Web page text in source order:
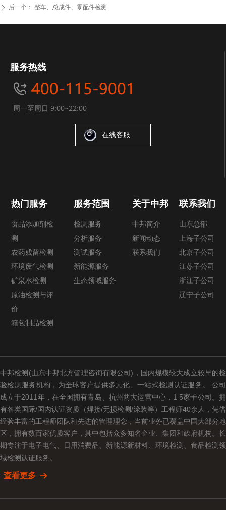
ꄲ 后一个： 整车、总成件、零配件检测
热门服务
食品添加剂检
测
农药残留检测
环境废气检测
矿泉水检测
原油检测与评
价
箱包制品检测
服务范围
检测服务
分析服务
测试服务
新能源服务
生态领域服务
关于中邦
中邦简介
新闻动态
联系我们
联系我们
山东总部
上海子公司
北京子公司
江苏子公司
浙江子公司
辽宁子公司
服务热线
周一至周日 9:00~22:00
在线客服
中邦检测(山东中邦北方管理咨询有限公司)，国内规模较大成立较早的检
验检测服务机构，为全球客户提供多元化、一站式检测认证服务。 公司
成立于2011年，在全国拥有青岛、杭州两大运营中心，1 5家子公司。拥
有各类国际/国内认证资质（焊接/无损检测/涂装等）工程师40余人，凭借
经验丰富的工程师团队和先进的管理理念，当前业务已覆盖中国大部分地
区，拥有数百家优质客户，其中包括众多知名企业、集团和政府机构。长
期专注于电子电气、日用消费品、新能源新材料、环境检测、食品检测领
域检测认证服务。
查看更多 뀠